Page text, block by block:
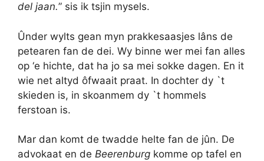
del jaan.” sis ik tsjin mysels.
Ûnder wylts gean myn prakkesaasjes lâns de
petearen fan de dei. Wy binne wer mei fan alles
op ‘e hichte, dat ha jo sa mei sokke dagen. En it
wie net altyd ôfwaait praat. In dochter dy `t
skieden is, in skoanmem dy `t hommels
ferstoan is.
Mar dan komt de twadde helte fan de jûn. De
advokaat en de Beerenburg komme op tafel en